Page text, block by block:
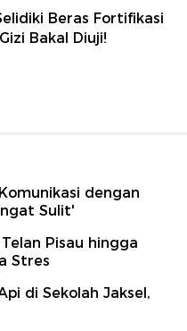
Beras Fortifikasi
Bakal Diuji!
dengan
Sulit'
Pisau hingga
Stres
di Sekolah Jaksel,